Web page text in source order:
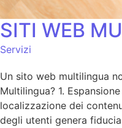
SITI WEB
Servizi
Un sito web multilingua
Multilingua? 1.
localizzazione dei
degli utenti genera